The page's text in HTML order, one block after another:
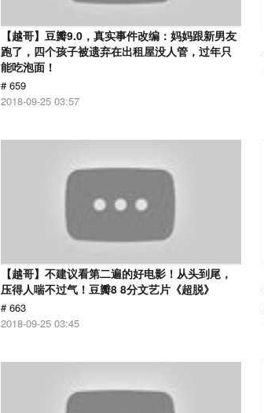
【越哥】豆瓣9.0，真实事件改编：妈妈跟新男友
跑了，四个孩子被遗弃在出租屋没人管，过年只
能吃泡面！
# 659
2018-09-25 03:57
【越哥】不建议看第二遍的好电影！从头到尾，
压得人喘不过气！豆瓣8 8分文艺片《超脱》
# 663
2018-09-25 03:45